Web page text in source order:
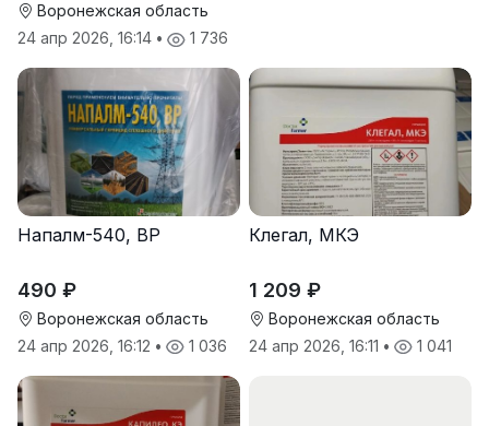
Воронежская область
24 апр 2026, 16:14 • 1 736
Напалм-540, ВР
490 ₽
Воронежская область
24 апр 2026, 16:12 • 1 036
Клегал, МКЭ
1 209 ₽
Воронежская область
24 апр 2026, 16:11 • 1 041